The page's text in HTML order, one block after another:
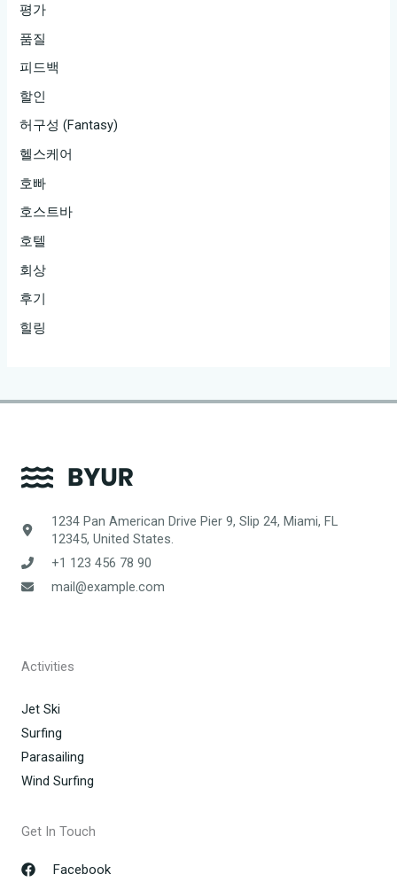
평가
품질
피드백
할인
허구성 (Fantasy)
헬스케어
호빠
호스트바
호텔
회상
후기
힐링
1234 Pan American Drive Pier 9, Slip 24, Miami, FL
12345, United States.
+1 123 456 78 90
mail@example.com
Activities
Jet Ski
Surfing
Parasailing
Wind Surfing
Get In Touch
Facebook